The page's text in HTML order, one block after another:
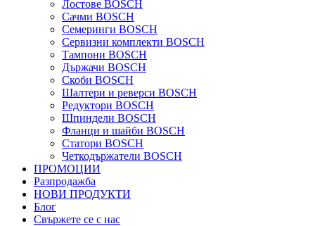
Лостове BOSCH
Сачми BOSCH
Семеринги BOSCH
Сервизни комплекти BOSCH
Тампони BOSCH
Държачи BOSCH
Скоби BOSCH
Шалтери и реверси BOSCH
Редуктори BOSCH
Шпиндели BOSCH
Фланци и шайби BOSCH
Статори BOSCH
Четкодържатели BOSCH
ПРОМОЦИИ
Разпродажба
НОВИ ПРОДУКТИ
Блог
Свържете се с нас